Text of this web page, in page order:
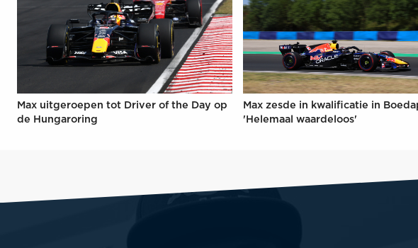
Max uitgeroepen tot Driver of the Day op
de Hungaroring
Max zesde in kwalificatie in
'Helemaal waardeloos'